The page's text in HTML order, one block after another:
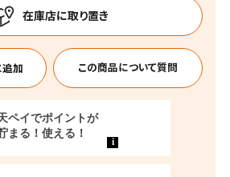
この商品について質問